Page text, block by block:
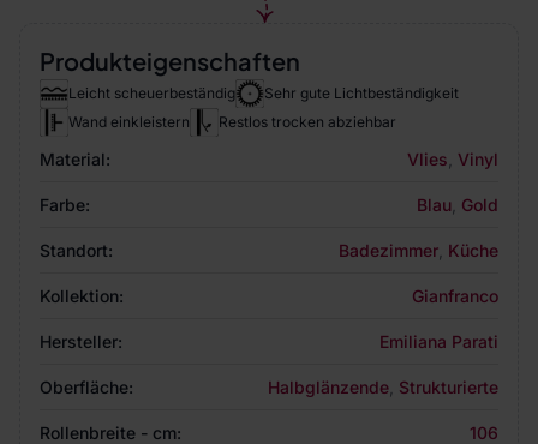
Produkteigenschaften
Leicht scheuerbeständig
Sehr gute Lichtbeständigkeit
Wand einkleistern
Restlos trocken abziehbar
Material: Vlies Vinyl
Farbe: Blau Gold
Standort: Badezimmer Küche
Kollektion: Gianfranco
Hersteller: Emiliana Parati
Oberfläche: Halbglänzende Strukturierte
Rollenbreite - cm: 106